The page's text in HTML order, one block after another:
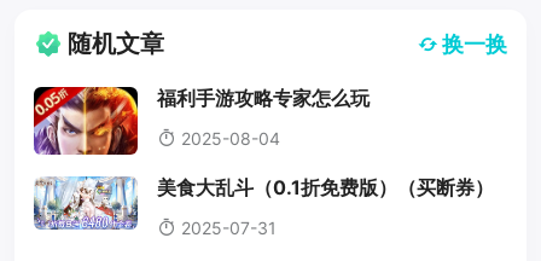
随机文章 换一换
福利手游攻略专家怎么玩
2025-08-04
美食大乱斗（0.1折免费版）（买断券）
2025-07-31